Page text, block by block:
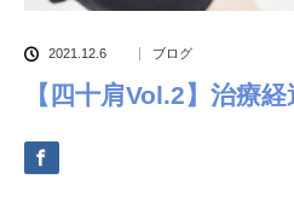
2021.12.6 ブログ
【四十肩Vol.2】治療